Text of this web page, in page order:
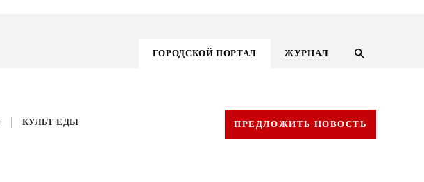
ГОРОДСКОЙ ПОРТАЛ ЖУРНАЛ
КУЛЬТ ЕДЫ ПРЕДЛОЖИТЬ НОВОСТЬ